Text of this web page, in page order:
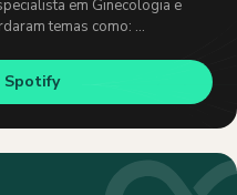
em Ginecologia e
temas como: …
Spotify